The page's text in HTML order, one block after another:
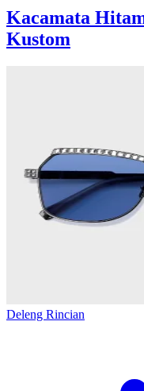
Kacamata
Kustom
Deleng Rincian